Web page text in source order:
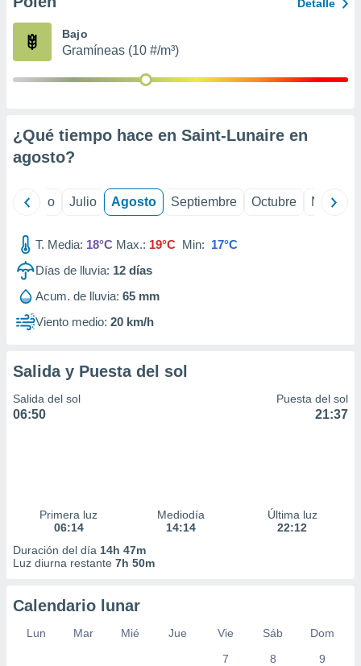
publicidad
1199
Detalle
Bajo
Gramíneas (10 #/m³)
¿Qué tiempo hace en Saint-Lunaire en
agosto?
Junio Julio Agosto Septiembre Octubre
T. Media: 18°C Max.: 19°C Min: 17°C
Días de lluvia: 12 días
Acum. de lluvia: 65 mm
Viento medio: 20 km/h
Salida y Puesta del sol
Salida del sol
06:50
Puesta del sol
21:37
Primera luz
06:14
Mediodía
14:14
Última luz
22:12
Duración del día 14h 47m
Luz diurna restante 7h 50m
Calendario lunar
Lun Mar Mié Jue Vie Sáb
Dom
7
8 9